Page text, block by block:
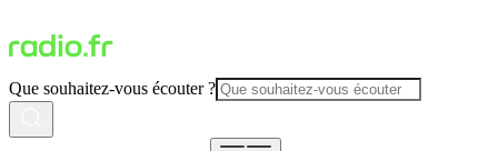
Que souhaitez-vous écouter ?